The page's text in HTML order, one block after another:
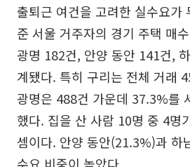
출퇴근 여건을 고려한 실수요가
준 서울 거주자의 경기 주택 매
광명 182건, 안양 동안 141건,
계됐다. 특히 구리는 전체 거래
광명은 488건 가운데 37.3%를
했다. 집을 산 사람 10명 중 4명
셈이다. 안양 동안(21.3%)과 하